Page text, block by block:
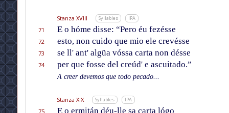
Stanza XVIII Syllables IPA
71 E o hóme disse: “Pero éu fezésse
72
esto, non cuido que mio ele crevésse
73
se ll' ant' algũa vóssa carta non désse
74
per que fosse del creúd' e ascuitado.”
A creer devemos que todo pecado...
Stanza XIX Syllables IPA
75 E o ermitán déu-lle sa carta lógo